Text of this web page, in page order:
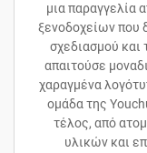
μια παραγγελία
ξενοδοχείων που
σχεδιασμού
απαιτούσε
χαραγμένα
ομάδα της
τέλος, από
υλικών και